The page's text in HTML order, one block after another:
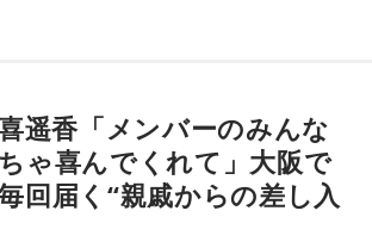
「馬を救い、人を助ける」をコンセプト
躍した後、ケガやさまざまな事情によっ
れた馬たちの新たな居場所を提供する施
遥香「メンバーのみんな
ゃ喜んでくれて」大阪で
回届く“親戚からの差し入